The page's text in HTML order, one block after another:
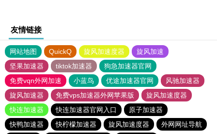
友情链接
网站地图 QuickQ 旋风加速度器
旋风加速
坚果加速器
tiktok加速器
狗急加速器官网
免费vqn外网加速
小蓝鸟 优途加速器官网
风驰加速器
旋风加速器
免费vps加速器外网苹果版
旋风加速度器
快连加速器
快连加速器官网入口
原子加速器
快鸭加速器
快柠檬加速器 旋风加速度器 外网网址导航